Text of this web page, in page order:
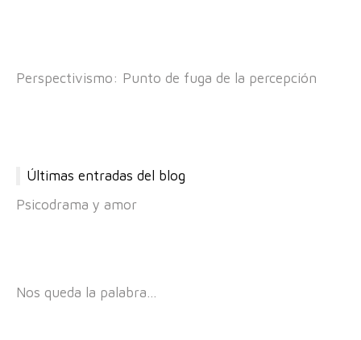
Perspectivismo: Punto de fuga de la percepción
Últimas entradas del blog
Psicodrama y amor
Nos queda la palabra…